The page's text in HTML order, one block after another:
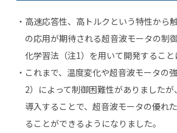
高速応答性、高トルクという特性から
の応用が期待される超音波モータの制
化学習法（注1）を用いて開発すること
これまで、温度変化や超音波モータの
2）によって制御困難性がありました
導入することで、超音波モータの優れ
ることができるようになりました。